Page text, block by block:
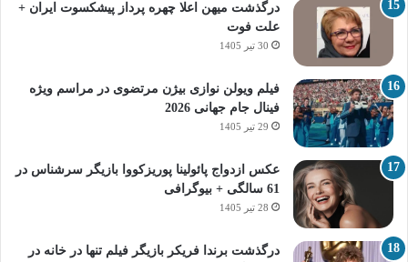
درگذشت میهن اعلا چهره پرداز پیشکسوت ایران +
علت فوت
30 تیر 1405
فیلم ویولن نوازی بیژن مرتضوی در مراسم ویژه
فینال جام جهانی 2026
29 تیر 1405
عکس ازدواج پائولینا پوریزکووا بازیگر سرشناس در
61 سالگی + بیوگرافی
28 تیر 1405
درگذشت برندا فریکر بازیگر فیلم تنها در خانه در